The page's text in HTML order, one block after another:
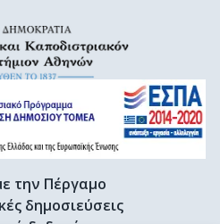
την Πέργαμο
δημοσιεύσεις